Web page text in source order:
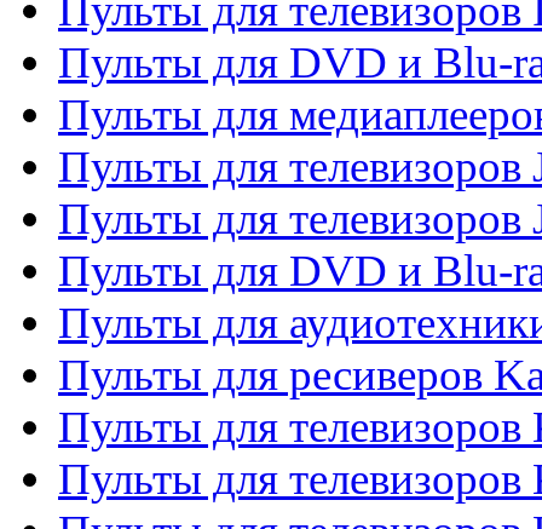
Пульты для телевизоров
Пульты для DVD и Blu-
Пульты для
Пульты для телевизоров
Пульты для телевизоров
Пульты для DVD и Blu-
Пульты для
Пульты для ресиверов
Пульты для телевизоров
Пульты для телевизоров